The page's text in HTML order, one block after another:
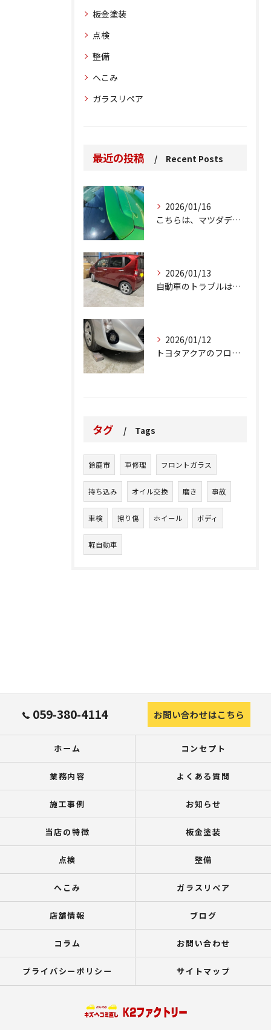
板金塗装
点検
整備
へこみ
ガラスリペア
最近の投稿 Recent Posts
2026/01/16
こちらは、マツダデミオのゲートのルーフスポイラーで、経年劣化...
2026/01/13
自動車のトラブルは、日常生活において避けられない出来事の一つ...
2026/01/12
トヨタアクアのフロントバンパーの右下側を縁石にぶつけてできた...
タグ Tags
鈴鹿市 車修理 フロントガラス
持ち込み オイル交換 磨き 事故
車検 擦り傷 ホイール ボディ
軽自動車
059-380-4114 お問い合わせはこちら
ホーム コンセプト
業務内容 よくある質問
施工事例 お知らせ
当店の特徴 板金塗装
点検 整備
へこみ ガラスリペア
店舗情報 ブログ
コラム お問い合わせ
プライバシーポリシー サイトマップ